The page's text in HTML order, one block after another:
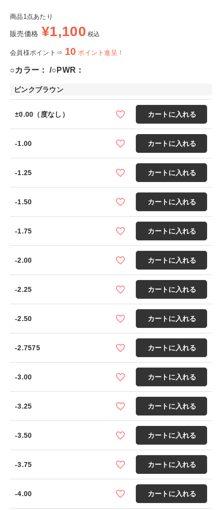
商品1点あたり
販売価格 ¥1,100 税込
会員様ポイント⇒ 10 ポイント進呈！
○カラー： ○PWR：
ピンクブラウン
±0.00（度なし） カートに入れる
-1.00 カートに入れる
-1.25 カートに入れる
-1.50 カートに入れる
-1.75 カートに入れる
-2.00 カートに入れる
-2.25 カートに入れる
-2.50 カートに入れる
-2.7575 カートに入れる
-3.00 カートに入れる
-3.25 カートに入れる
-3.50 カートに入れる
-3.75 カートに入れる
-4.00 カートに入れる